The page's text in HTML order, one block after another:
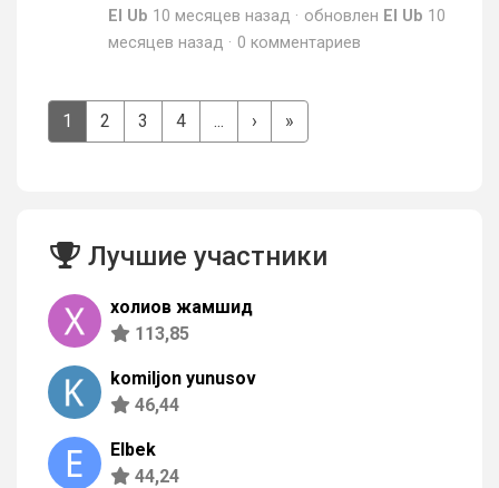
El Ub 10 месяцев назад обновлен El Ub 10
месяцев назад
0 комментариев
1 2 3 4 ... › »
Лучшие участники
холиқов жамшид
113,85
komiljon yunusov
46,44
Elbek
44,24